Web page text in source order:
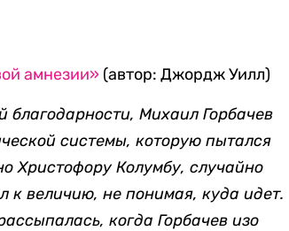
амнезии» (автор: Джордж Уилл)
благодарности, Михаил Горбачев
системы, которую пытался
Христофору Колумбу, случайно
к величию, не понимая, куда идет.
когда Горбачев изо